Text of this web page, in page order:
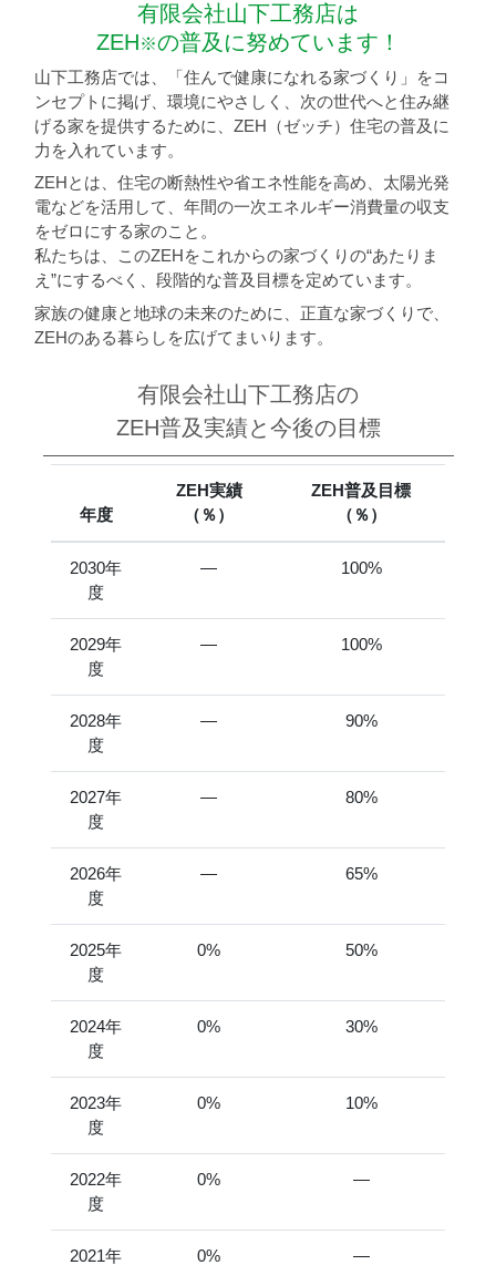
有限会社山下工務店は
ZEH※の普及に努めています！
山下工務店では、「住んで健康になれる家づくり」をコ
ンセプトに掲げ、環境にやさしく、次の世代へと住み継
げる家を提供するために、ZEH（ゼッチ）住宅の普及に
力を入れています。
ZEHとは、住宅の断熱性や省エネ性能を高め、太陽光発
電などを活用して、年間の一次エネルギー消費量の収支
をゼロにする家のこと。
私たちは、このZEHをこれからの家づくりの“あたりま
え”にするべく、段階的な普及目標を定めています。
家族の健康と地球の未来のために、正直な家づくりで、
ZEHのある暮らしを広げてまいります。
有限会社山下工務店の
ZEH普及実績と今後の目標
年度
ZEH実績
（％）
ZEH普及目標
（％）
2030年
度
― 100%
2029年
度
― 100%
2028年
度
― 90%
2027年
度
― 80%
2026年
度
― 65%
2025年
度
0% 50%
2024年
度
0% 30%
2023年
度
0% 10%
2022年
度
0% ―
2021年
0% ―